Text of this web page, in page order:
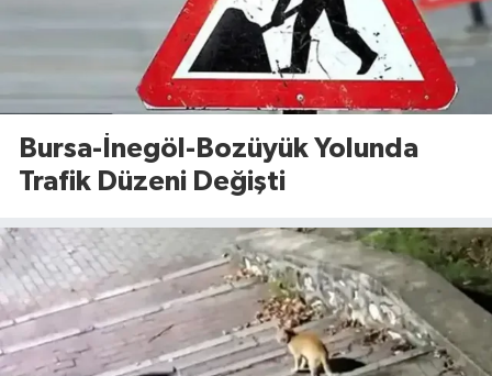
Bursa-İnegöl-Bozüyük Yolunda
Trafik Düzeni Değişti